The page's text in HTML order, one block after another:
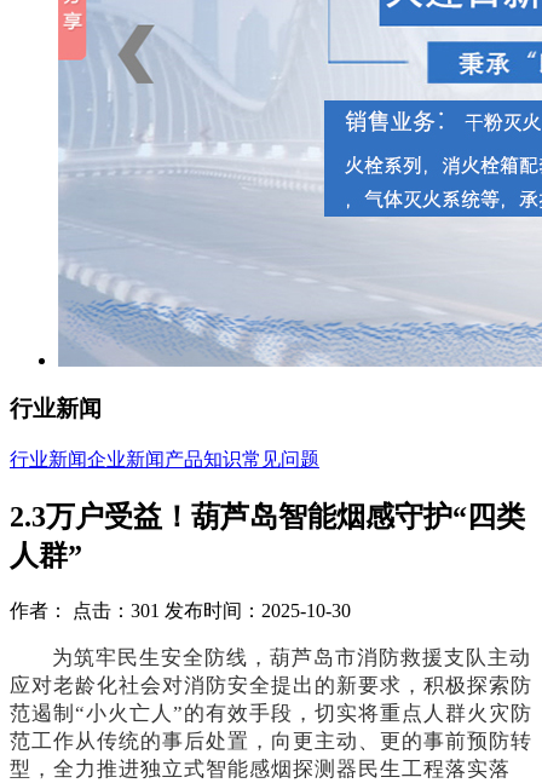
行业新闻
行业新闻企业新闻产品知识常见问题
2.3万户受益！葫芦岛智能烟感守护“四类
人群”
作者： 点击：301 发布时间：2025-10-30
为筑牢民生安全防线，葫芦岛市消防救援支队主动
应对老龄化社会对消防安全提出的新要求，积极探索防
范遏制 “小火亡人”的有效手段，切实将重点人群火灾防
范工作从传统的事后处置，向更主动、更的事前预防转
型，全力推进独立式智能感烟探测器民生工程落实落